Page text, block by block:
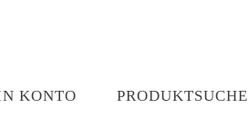
KONTO PRODUKTSUCHE